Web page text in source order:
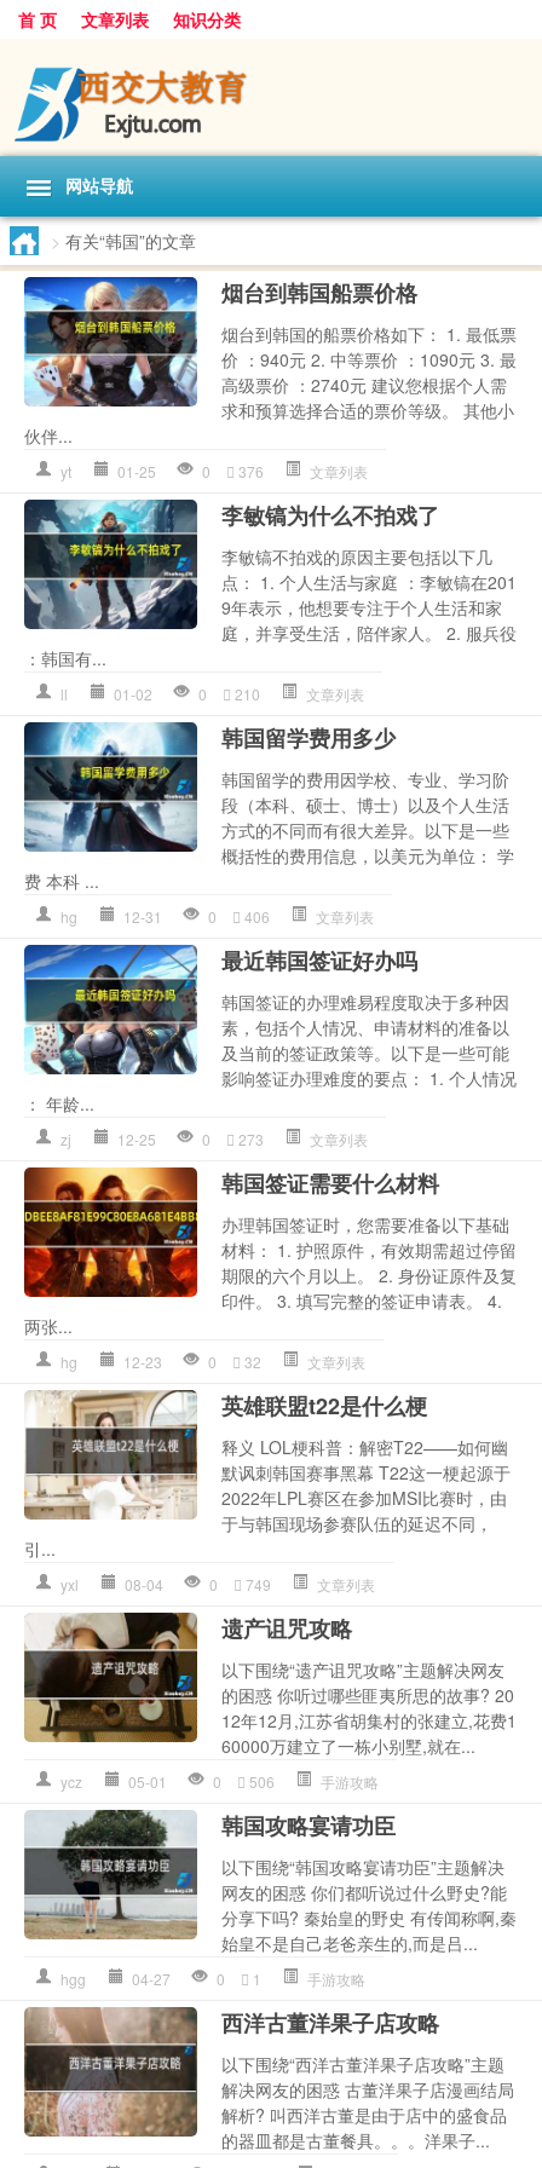
首 页 文章列表 知识分类
网站导航
> 有关“韩国”的文章
烟台到韩国船票价格
烟台到韩国的船票价格如下： 1. 最低票
价 ：940元 2. 中等票价 ：1090元 3. 最
高级票价 ：2740元 建议您根据个人需
求和预算选择合适的票价等级。 其他小
伙伴...
yt 01-25 0 376 文章列表
李敏镐为什么不拍戏了
李敏镐不拍戏的原因主要包括以下几
点： 1. 个人生活与家庭 ：李敏镐在201
9年表示，他想要专注于个人生活和家
庭，并享受生活，陪伴家人。 2. 服兵役
：韩国有...
ll 01-02 0 210 文章列表
韩国留学费用多少
韩国留学的费用因学校、专业、学习阶
段（本科、硕士、博士）以及个人生活
方式的不同而有很大差异。以下是一些
概括性的费用信息，以美元为单位： 学
费 本科 ...
hg 12-31 0 406 文章列表
最近韩国签证好办吗
韩国签证的办理难易程度取决于多种因
素，包括个人情况、申请材料的准备以
及当前的签证政策等。以下是一些可能
影响签证办理难度的要点： 1. 个人情况
： 年龄...
zj 12-25 0 273 文章列表
韩国签证需要什么材料
办理韩国签证时，您需要准备以下基础
材料： 1. 护照原件，有效期需超过停留
期限的六个月以上。 2. 身份证原件及复
印件。 3. 填写完整的签证申请表。 4.
两张...
hg 12-23 0 32 文章列表
英雄联盟t22是什么梗
释义 LOL梗科普：解密T22——如何幽
默讽刺韩国赛事黑幕 T22这一梗起源于
2022年LPL赛区在参加MSI比赛时，由
于与韩国现场参赛队伍的延迟不同，
引...
yxl 08-04 0 749 文章列表
遗产诅咒攻略
以下围绕“遗产诅咒攻略”主题解决网友
的困惑 你听过哪些匪夷所思的故事? 20
12年12月,江苏省胡集村的张建立,花费1
60000万建立了一栋小别墅,就在...
ycz 05-01 0 506 手游攻略
韩国攻略宴请功臣
以下围绕“韩国攻略宴请功臣”主题解决
网友的困惑 你们都听说过什么野史?能
分享下吗? 秦始皇的野史 有传闻称啊,秦
始皇不是自己老爸亲生的,而是吕...
hgg 04-27 0 1 手游攻略
西洋古董洋果子店攻略
以下围绕“西洋古董洋果子店攻略”主题
解决网友的困惑 古董洋果子店漫画结局
解析? 叫西洋古董是由于店中的盛食品
的器皿都是古董餐具。。。洋果子...